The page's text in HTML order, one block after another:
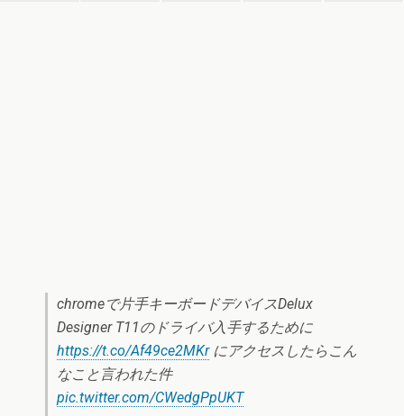
chromeで片手キーボードデバイスDelux
Designer T11のドライバ入手するために
https://t.co/Af49ce2MKrにアクセスしたらこん
なこと言われた件
pic.twitter.com/CWedgPpUKT